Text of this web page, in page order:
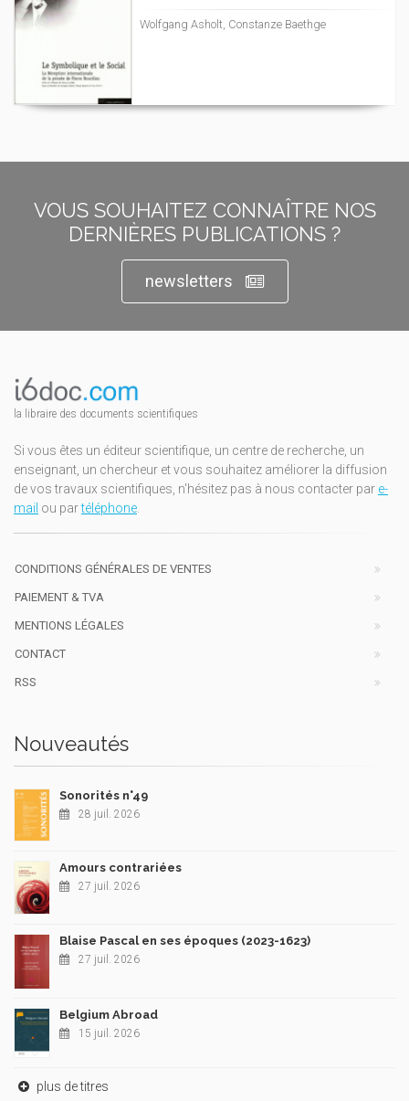
Wolfgang Asholt, Constanze Baethge
VOUS SOUHAITEZ CONNAÎTRE NOS
DERNIÈRES PUBLICATIONS ?
newsletters
la libraire des documents scientifiques
Si vous êtes un éditeur scientifique, un centre de recherche, un
enseignant, un chercheur et vous souhaitez améliorer la diffusion
de vos travaux scientifiques, n'hésitez pas à nous contacter par e-
mail ou partéléphone.
CONDITIONS GÉNÉRALES DE VENTES
PAIEMENT & TVA
MENTIONS LÉGALES
CONTACT
RSS
Nouveautés
Sonorités n°49
28 juil. 2026
Amours contrariées
27 juil. 2026
Blaise Pascal en ses époques (2023-1623)
27 juil. 2026
Belgium Abroad
15 juil. 2026
plus de titres